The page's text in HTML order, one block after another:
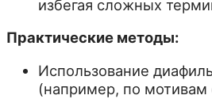
избегая сложных
Практические методы:
Использование
(например, по мотивам